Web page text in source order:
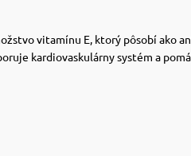
vitamínu E, ktorý pôsobí ako
kardiovaskulárny systém a